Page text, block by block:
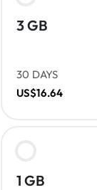
3 GB
30 DAYS
US$16.64
1 GB